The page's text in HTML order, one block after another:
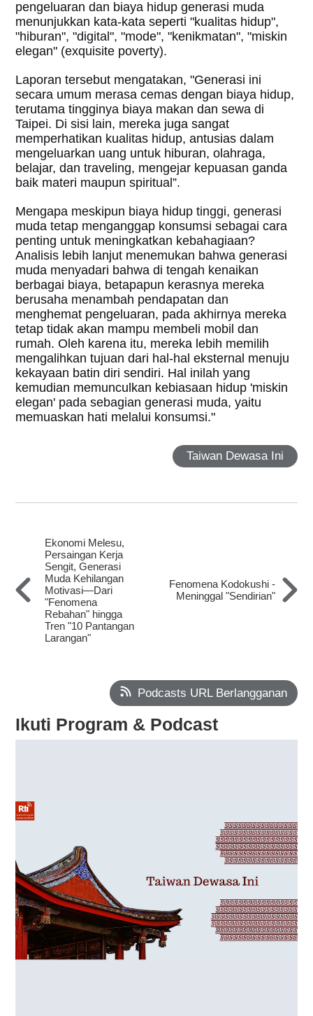
pengeluaran dan biaya hidup generasi muda
menunjukkan kata-kata seperti "kualitas hidup",
"hiburan", "digital", "mode", "kenikmatan", "miskin
elegan" (exquisite poverty).
Laporan tersebut mengatakan, "Generasi ini
secara umum merasa cemas dengan biaya hidup,
terutama tingginya biaya makan dan sewa di
Taipei. Di sisi lain, mereka juga sangat
memperhatikan kualitas hidup, antusias dalam
mengeluarkan uang untuk hiburan, olahraga,
belajar, dan traveling, mengejar kepuasan ganda
baik materi maupun spiritual”.
Mengapa meskipun biaya hidup tinggi, generasi
muda tetap menganggap konsumsi sebagai cara
penting untuk meningkatkan kebahagiaan?
Analisis lebih lanjut menemukan bahwa generasi
muda menyadari bahwa di tengah kenaikan
berbagai biaya, betapapun kerasnya mereka
berusaha menambah pendapatan dan
menghemat pengeluaran, pada akhirnya mereka
tetap tidak akan mampu membeli mobil dan
rumah. Oleh karena itu, mereka lebih memilih
mengalihkan tujuan dari hal-hal eksternal menuju
kekayaan batin diri sendiri. Hal inilah yang
kemudian memunculkan kebiasaan hidup 'miskin
elegan' pada sebagian generasi muda, yaitu
memuaskan hati melalui konsumsi."
Taiwan Dewasa Ini
Ekonomi Melesu,
Persaingan Kerja
Sengit, Generasi
Muda Kehilangan
Motivasi—Dari
"Fenomena
Rebahan" hingga
Tren "10 Pantangan
Larangan"
Fenomena Kodokushi -
Meninggal "Sendirian"
Podcasts URL Berlangganan
Ikuti Program & Podcast